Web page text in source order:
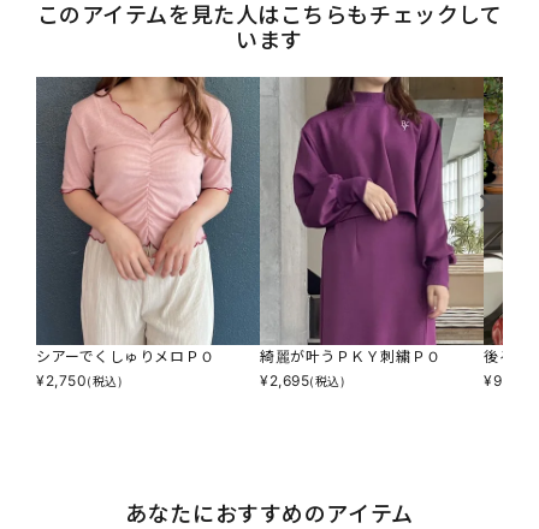
このアイテムを見た人はこちらもチェックして
います
シアーでくしゅりメロＰＯ
¥2,750(税込)
綺麗が叶うＰＫＹ刺繍ＰＯ
¥2,695(税込)
後ろク
¥957
あなたにおすすめのアイテム